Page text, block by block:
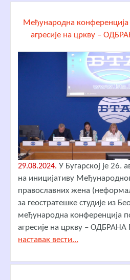
Међународна конференција
агресије на цркву –
29.08.2024. У Бугарској је 26.
на иницијативу
православних жена
за геостратешке студије из
међународна конференција
агресије на цркву –
наставак вести...